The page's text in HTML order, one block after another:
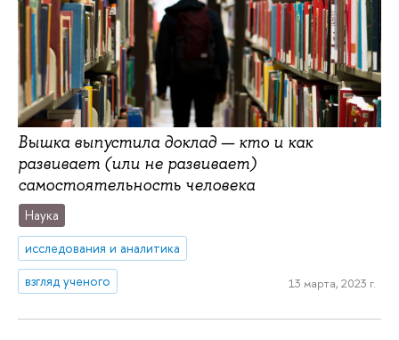
Вышка выпустила доклад — кто и как
развивает (или не развивает)
самостоятельность человека
Наука
исследования и аналитика
взгляд ученого
13 марта, 2023 г.